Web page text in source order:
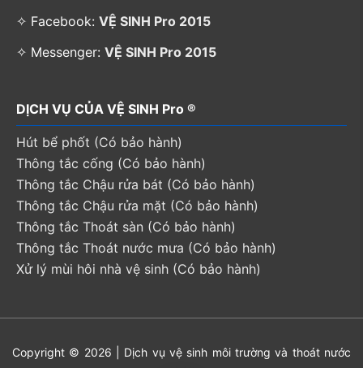
✧ Facebook: VỆ SINH Pro 2015
✧ Messenger: VỆ SINH Pro 2015
DỊCH VỤ CỦA VỆ SINH Pro ®
Hút bể phốt (Có bảo hành)
Thông tắc cống (Có bảo hành)
Thông tắc Chậu rửa bát (Có bảo hành)
Thông tắc Chậu rửa mặt (Có bảo hành)
Thông tắc Thoát sàn (Có bảo hành)
Thông tắc Thoát nước mưa (Có bảo hành)
Xử lý mùi hôi nhà vệ sinh (Có bảo hành)
Copyright © 2026 | Dịch vụ vệ sinh môi trường và thoát nước